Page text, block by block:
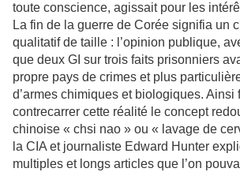
toute conscience, agissait pour les
La fin de la guerre de Corée signifia un
qualitatif de taille : l’opinion publique,
que deux GI sur trois faits prisonniers
propre pays de crimes et plus
d’armes chimiques et biologiques. Ainsi
contrecarrer cette réalité le concept
chinoise « chsi nao » ou « lavage de
la CIA et journaliste Edward Hunter
multiples et longs articles que l’on